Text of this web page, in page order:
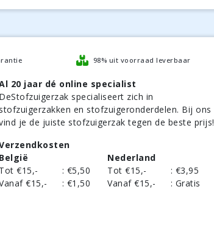
98% uit voorraad leverbaar
20 jaar dé online specialist
DeStofzuigerzak specialiseert zich in
stofzuigerzakken en stofzuigeronderdelen. Bij ons
je de juiste stofzuigerzak tegen de beste prijs!
België
Tot €15,-
: €5,50
€15,-
: €1,50
Nederland
Tot €15,-
: €3,95
Vanaf €15,-
: Gratis